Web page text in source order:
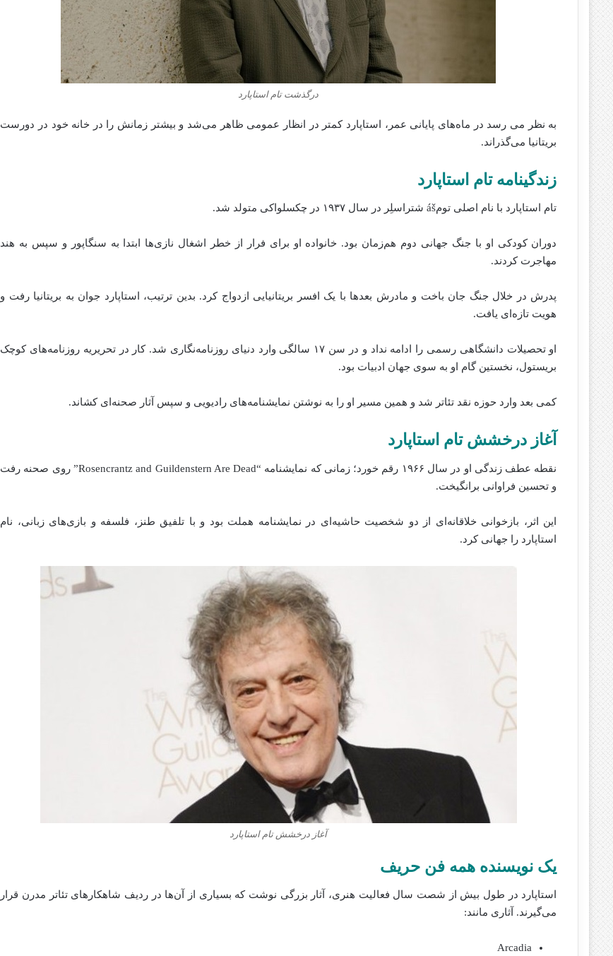
درگذشت تام استاپارد
به نظر می‌ رسد در ماه‌های پایانی عمر، استاپارد کمتر در انظار عمومی ظاهر می‌شد و بیشتر زمانش را در خانه خود در دورست
بریتانیا می‌گذراند.
زندگینامه تام استاپارد
تام استاپارد با نام اصلی تومáš شتراسلِر در سال ۱۹۳۷ در چکسلواکی متولد شد.
دوران کودکی او با جنگ جهانی دوم هم‌زمان بود. خانواده او برای فرار از خطر اشغال نازی‌ها ابتدا به سنگاپور و سپس به هند
مهاجرت کردند.
پدرش در خلال جنگ جان باخت و مادرش بعدها با یک افسر بریتانیایی ازدواج کرد. بدین ترتیب، استاپارد جوان به بریتانیا رفت و
هویت تازه‌ای یافت.
او تحصیلات دانشگاهی رسمی را ادامه نداد و در سن ۱۷ سالگی وارد دنیای روزنامه‌نگاری شد. کار در تحریریه روزنامه‌های کوچک
بریستول، نخستین گام او به سوی جهان ادبیات بود.
کمی بعد وارد حوزه نقد تئاتر شد و همین مسیر او را به نوشتن نمایشنامه‌های رادیویی و سپس آثار صحنه‌ای کشاند.
آغاز درخشش تام استاپارد
نقطه عطف زندگی او در سال ۱۹۶۶ رقم خورد؛ زمانی که نمایشنامه “Rosencrantz and Guildenstern Are Dead” روی صحنه رفت
و تحسین فراوانی برانگیخت.
این اثر، بازخوانی خلاقانه‌ای از دو شخصیت حاشیه‌ای در نمایشنامه هملت بود و با تلفیق طنز، فلسفه و بازی‌های زبانی، نام
استاپارد را جهانی کرد.
آغاز درخشش تام استاپارد
یک نویسنده همه‌ فن‌ حریف
استاپارد در طول بیش از شصت سال فعالیت هنری، آثار بزرگی نوشت که بسیاری از آن‌ها در ردیف شاهکارهای تئاتر مدرن قرار
می‌گیرند. آثاری مانند:
Arcadia